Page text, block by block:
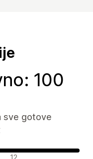
100
sve gotove
12